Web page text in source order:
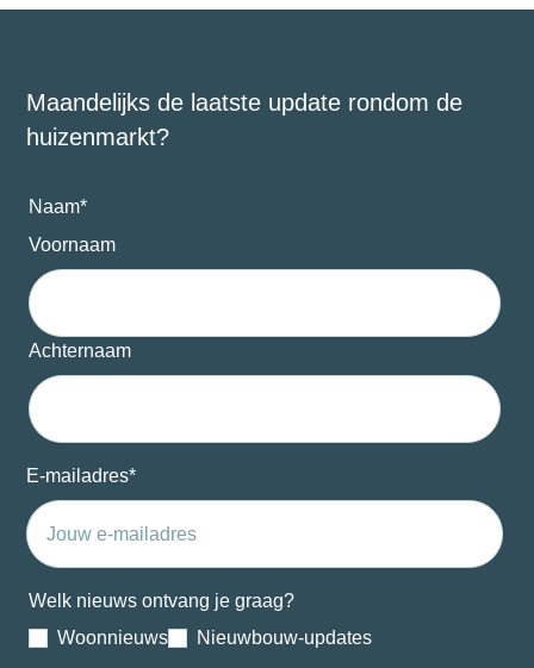
Maandelijks de laatste update rondom de
huizenmarkt?
Naam*
Voornaam
Achternaam
E-mailadres*
Welk nieuws ontvang je graag?
Woonnieuws
Nieuwbouw-updates